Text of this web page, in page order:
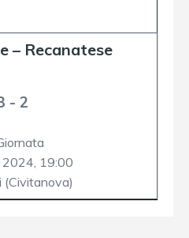
– Recanatese
- 2
2024, 19:00
(Civitanova)